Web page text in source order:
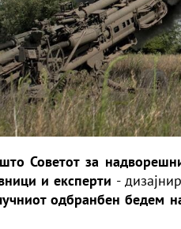
Советот за
и експерти -
одбранбен бедем